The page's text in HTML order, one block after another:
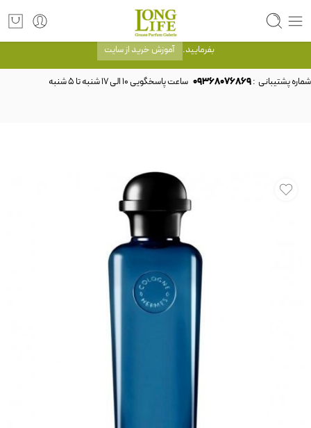
توجه! برند لانگ لایف رایحه های معروف را با شیشه و بسته بندی خود شرکت لانگ لایف
عرضه می کند.که با انتخاب حجم هر ادکلنی می توانید شیشه و بسته بندی را ملاحظه
بفرمایید. آموزش خرید از سایت
شماره پشتیبانی :09368076869